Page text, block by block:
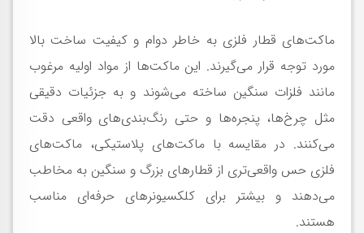
ماکت‌های قطار فلزی به خاطر دوام و کیفیت ساخت بالا
مورد توجه قرار می‌گیرند. این ماکت‌ها از مواد اولیه مرغوب
مانند فلزات سنگین ساخته می‌شوند و به جزئیات دقیقی
مثل چرخ‌ها، پنجره‌ها و حتی رنگ‌بندی‌های واقعی دقت
می‌کنند. در مقایسه با ماکت‌های پلاستیکی، ماکت‌های
فلزی حس واقعی‌تری از قطارهای بزرگ و سنگین به مخاطب
می‌دهند و بیشتر برای کلکسیونرهای حرفه‌ای مناسب
هستند.